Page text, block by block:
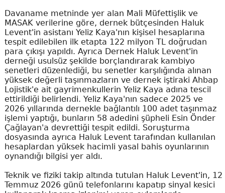
Davaname metninde yer alan Mali Müfettişlik ve
MASAK verilerine göre, dernek bütçesinden Haluk
Levent'in asistanı Yeliz Kaya'nın kişisel hesaplarına
tespit edilebilen ilk etapta 122 milyon TL doğrudan
para çıkışı yapıldı. Ayrıca Dernek Haluk Levent'in
derneği usulsüz şekilde borçlandırarak kambiyo
senetleri düzenlediği, bu senetler karşılığında alınan
yüksek değerli taşınmazların ve dernek iştiraki Ahbap
Lojistik'e ait gayrimenkullerin Yeliz Kaya adına tescil
ettirildiği belirlendi. Yeliz Kaya'nın sadece 2025 ve
2026 yıllarında dernekle bağlantılı 100 adet taşınmaz
işlemi yaptığı, bunların 58 adedini şüpheli Esin Önder
Çağlayan'a devrettiği tespit edildi. Soruşturma
dosyasında ayrıca Haluk Levent tarafından kullanılan
hesaplardan yüksek hacimli yasal bahis oyunlarının
oynandığı bilgisi yer aldı.
Teknik ve fiziki takip altında tutulan Haluk Levent'in, 12
Temmuz 2026 günü telefonlarını kapatıp sinyal kesici